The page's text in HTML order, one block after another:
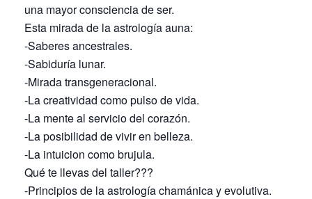
una mayor consciencia de ser.
Esta mirada de la astrología auna:
-Saberes ancestrales.
-Sabiduría lunar.
-Mirada transgeneracional.
-La creatividad como pulso de vida.
-La mente al servicio del corazón.
-La posibilidad de vivir en belleza.
-La intuicion como brujula.
Qué te llevas del taller???
-Principios de la astrología chamánica y evolutiva.